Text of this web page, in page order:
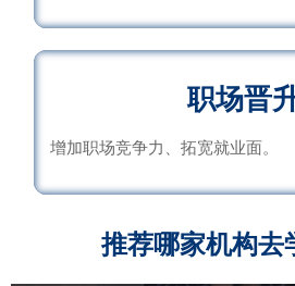
职场晋
增加职场竞争力、拓宽就业面。
推荐哪家机构去